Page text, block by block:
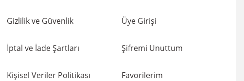
Gizlilik ve Güvenlik
İptal ve İade Şartları
Kişisel Veriler Politikası
Üye Girişi
Şifremi Unuttum
Favorilerim